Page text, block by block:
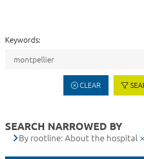
Keywords:
CLEAR
SEARCH NARROWED BY
By rootline: About the hospital